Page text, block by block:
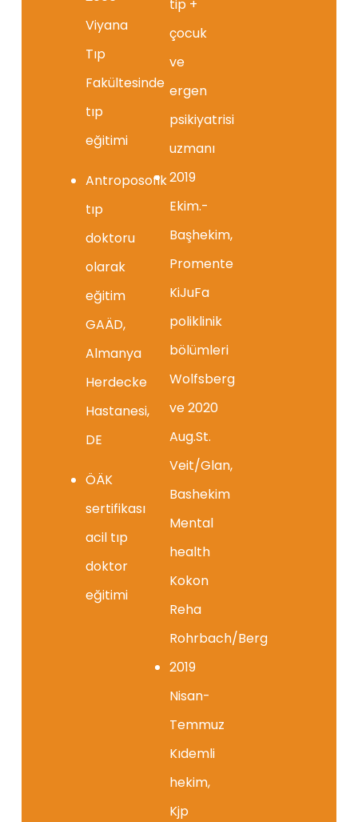
Viyana
Tıp
Fakültesinde
tıp
eğitimi
Antroposofik
tıp
doktoru
olarak
eğitim
GAÄD,
Almanya
Herdecke
Hastanesi,
DE
ÖÄK
sertifikası
acil tıp
doktor
eğitimi
tip +
çocuk
ve
ergen
psikiyatrisi
uzmanı
2019
Ekim.-
Başhekim,
Promente
KiJuFa
poliklinik
bölümleri
Wolfsberg
ve 2020
Aug.St.
Veit/Glan,
Bashekim
Mental
health
Kokon
Reha
Rohrbach/Berg
2019
Nisan-
Temmuz
Kıdemli
hekim,
Kjp